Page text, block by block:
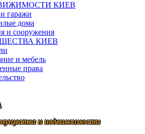
КИЕВ
гаражи
дома
и сооружения
КИЕВ
и мебель
права
и недвижимости